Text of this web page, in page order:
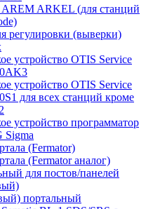
ARKEL (для станций
регулировки (выверки)
устройство OTIS Service
устройство OTIS Service
для всех станций кроме
устройство программатор
Sigma
(Fermator)
(Fermator аналог)
для постов/панелей
портальный